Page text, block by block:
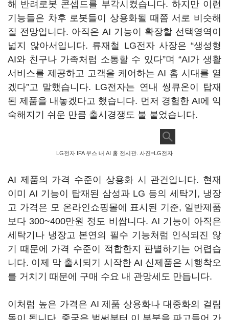
해 반려로봇 콘셉드를 부각시켰습니다. 하지만 이런
기능들은 차후 로봇들이 상용화될 때쯤 서로 비슷해
질 전망입니다. 아직은 AI 기능이 확장할 선택영역이
넓지 않아서입니다. 류재철 LG전자 사장은 “생성형
AI와 친구나 가족처럼 소통할 수 있다”며 “AI가 생활
서비스를 제공하고 고객을 케어하는 AI 홈 시대를 열
겠다”고 말했습니다. LG전자는 연내 씽큐온이 탑재
된 제품을 내놓겠다고 했습니다. 먼저 경험한 AI에 익
숙해지기 쉬운 만큼 출시경쟁도 불 붙었습니다.
LG전자 IFA 부스 내 AI 홈 전시관. 사진=LG전자
AI 제품의 가격 수준이 상용화 시 관건입니다. 현재
이미 AI 기능이 탑재된 삼성과 LG 등의 세탁기, 냉장
고 가격은 모 온라인쇼핑몰에 표시된 기준, 일반제품
보다 300~400만원 정도 비쌉니다. AI 기능이 아직은
세탁기나 냉장고 본연의 필수 기능처럼 인식되진 않
기 때문에 가격 수준이 적합한지 판별하기는 어렵습
니다. 이제 막 출시되기 시작한 AI 신제품은 시행착오
를 거치기 때문에 구매 수요 내 관망세도 만듭니다.
이처럼 높은 가격은 AI 제품 상용화나 대중화의 걸림
돌이 됩니다. 중국은 벌써부터 이 부분을 파고들어 가